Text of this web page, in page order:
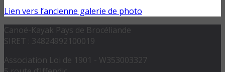
Lien vers l’ancienne galerie de photo
Canoë-Kayak Pays de Brocéliande
SIRET : 34824992100019
Association Loi de 1901 - W353003327